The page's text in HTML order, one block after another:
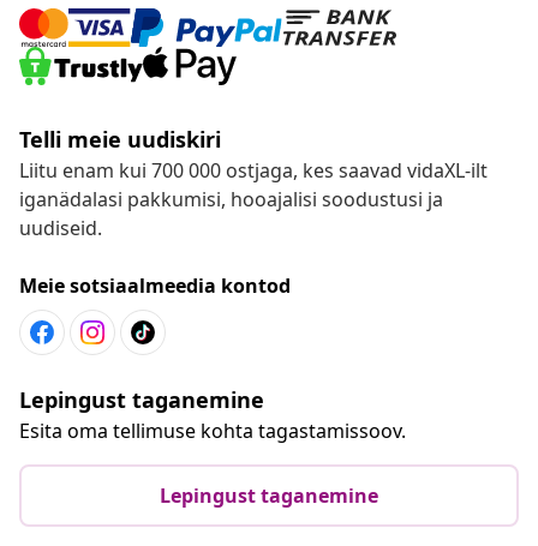
Telli meie uudiskiri
Liitu enam kui 700 000 ostjaga, kes saavad vidaXL-ilt
iganädalasi pakkumisi, hooajalisi soodustusi ja
uudiseid.
Meie sotsiaalmeedia kontod
Lepingust taganemine
Esita oma tellimuse kohta tagastamissoov.
Lepingust taganemine